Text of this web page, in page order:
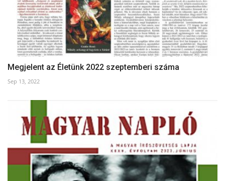
Megjelent az Életünk 2022 szeptemberi száma
Sep 13, 2022